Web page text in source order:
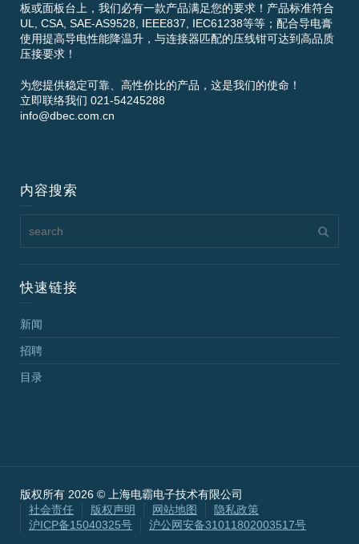
板或面板台上，我们必有一款产品满足您的要求！产品标准符合
UL, CSA, SAE-AS9528, IEEE837, IEC61238等等；配合导电膏
使用提高导电性能降温升，与连接器匹配的压线钳可达到高品质
压接要求！
为您提供稳定可靠、高性价比的产品，这是我们的使命！
立即联络我们 021-54245288
info@dbec.com.cn
内容搜索
快速链接
新闻
招聘
目录
版权所有 2026 © 上海电霸电子技术有限公司
社会责任
版权声明 网站地图
隐私政策
沪ICP备15040325号
沪公网安备31011802003517号